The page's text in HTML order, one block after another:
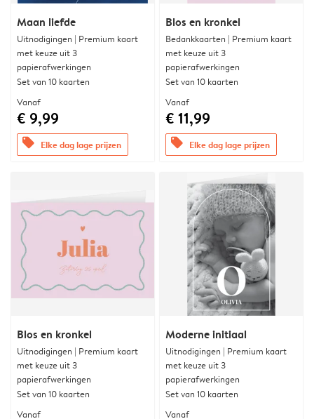
Maan liefde
Uitnodigingen | Premium kaart
met keuze uit 3
papierafwerkingen
Set van 10 kaarten
Vanaf
€ 9,99
offers Elke dag lage prijzen
Blos en kronkel
Bedankkaarten | Premium kaart
met keuze uit 3
papierafwerkingen
Set van 10 kaarten
Vanaf
€ 11,99
offers Elke dag lage prijzen
Blos en kronkel
Uitnodigingen | Premium kaart
met keuze uit 3
papierafwerkingen
Set van 10 kaarten
Vanaf
Moderne initiaal
Uitnodigingen | Premium kaart
met keuze uit 3
papierafwerkingen
Set van 10 kaarten
Vanaf